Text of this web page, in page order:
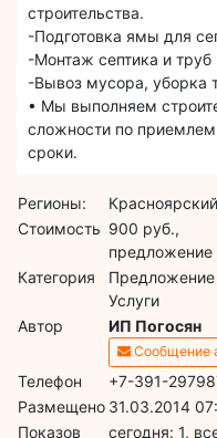
строительства.
-Подготовка ямы для
-Монтаж септика и труб
-Вывоз мусора, уборка
• Мы выполняем
сложности по
сроки.
Регионы:
Стоимость 900 руб.,
предложение
Категория
Предложение
Услуги
Автор
ИП Погосян
Сообщение
Телефон
+7-391-
Размещено 31.03.2014
Показов
cегодня: 1,